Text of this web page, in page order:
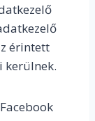
érintett
kerülnek.
Facebook